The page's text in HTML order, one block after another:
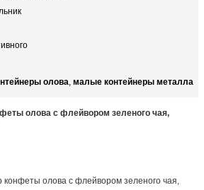
олова, малые контейнеры металла
олова с флейвором зеленого чая,
олова с флейвором зеленого чая,